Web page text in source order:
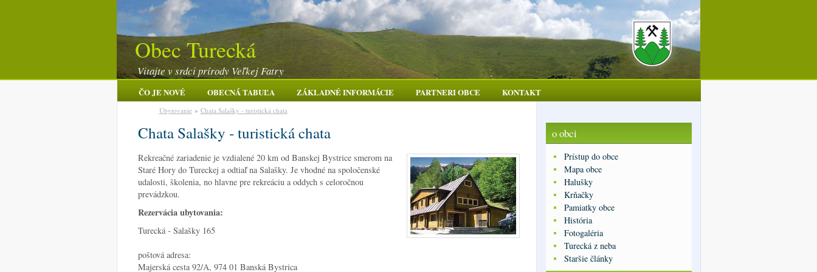
Obec Turecká
Vitajte v srdci prírody Veľkej Fatry
ČO JE NOVÉ OBECNÁ TABUĽA ZÁKLADNÉ INFORMÁCIE PARTNERI OBCE KONTAKT
Chata Salašky - turistická chata
Ubytovanie» Chata Salašky - turistická chata
Rekreačné zariadenie je vzdialené 20 km od Banskej Bystrice smerom na
Staré Hory do Tureckej a odtiaľ na Salašky. Je vhodné na spoločenské
udalosti, školenia, no hlavne pre rekreáciu a oddych s celoročnou
prevádzkou.
Rezervácia ubytovania:
Turecká - Salašky 165
poštová adresa:
Majerská cesta 92/A, 974 01 Banská Bystrica
o obci
Prístup do obce
Mapa obce
Halušky
Krňačky
Pamiatky obce
História
Fotogaléria
Turecká z neba
Staršie články